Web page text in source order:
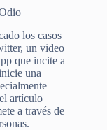
los casos
un video
que incite a
una
artículo
a través de